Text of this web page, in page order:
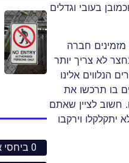
בעובי וגדלים
חברה
לא צריך יותר
הנלווים אלינו
בו תרכשו את
חשוב לציין שאתם
וירקבו
0 ביחסי אנוש